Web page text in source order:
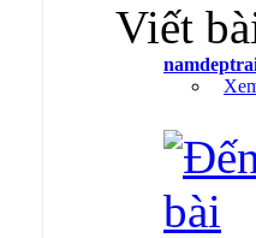
Viết